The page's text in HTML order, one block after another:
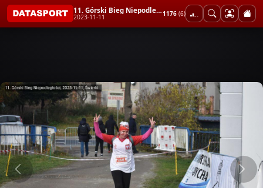
11. Górski Bieg Niepodległości
2023-11-11 1176 (6)